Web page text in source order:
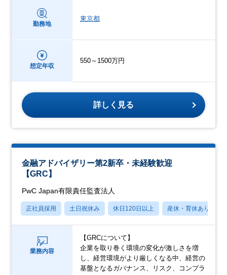
勤務地
東京都
想定年収
550～1500万円
詳しく見る
金融アドバイザリー第2新卒・未経験歓迎
【GRC】
PwC Japan有限責任監査法人
正社員採用 土日祝休み 休日120日以上 産休・育休あり
業務内容
【GRCについて】
企業を取り巻く環境の変化が激しさを増
し、経営環境がより厳しくなる中、経営の
基盤となるガバナンス、リスク、コンプラ